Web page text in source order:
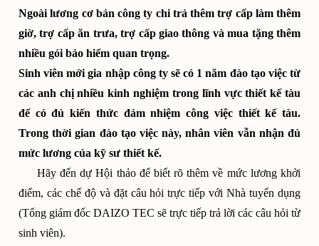
Ngoài lương cơ bản công ty chi trả thêm trợ cấp làm thêm
giờ, trợ cấp ăn trưa, trợ cấp giao thông và mua tặng thêm
nhiều gói bảo hiểm quan trọng.
Sinh viên mới gia nhập công ty sẽ có 1 năm đào tạo việc từ
các anh chị nhiều kinh nghiệm trong lĩnh vực thiết kế tàu
để có đủ kiến thức đảm nhiệm công việc thiết kế tàu.
Trong thời gian đào tạo việc này, nhân viên vẫn nhận đủ
mức lương của kỹ sư thiết kế.
Hãy đến dự Hội thảo để biết rõ thêm về mức lương khởi
điểm, các chế độ và đặt câu hỏi trực tiếp với Nhà tuyển dụng
(Tổng giám đốc DAIZO TEC sẽ trực tiếp trả lời các câu hỏi từ
sinh viên).